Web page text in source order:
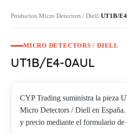
Productos›Micro Detectors / Diell›UT1B/
MICRO DETECTORS / DIELL
UT1B/E4-0AUL
CYP Trading suministra la pieza
Micro Detectors / Diell en
y precio mediante el formulario de